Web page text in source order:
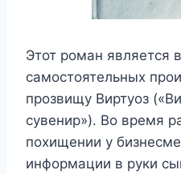
Этот роман является
самостоятельных
прозвищу Виртуоз
сувенир»). Во время
похищении у
информации в руки